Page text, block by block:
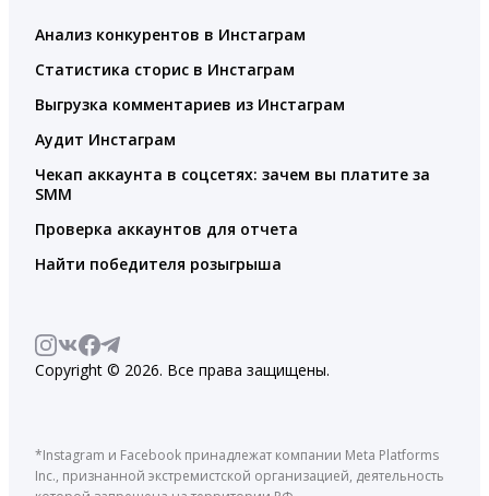
Анализ конкурентов в Инстаграм
Статистика сторис в Инстаграм
Выгрузка комментариев из Инстаграм
Аудит Инстаграм
Чекап аккаунта в соцсетях: зачем вы платите за
SMM
Проверка аккаунтов для отчета
Найти победителя розыгрыша
Copyright © 2026. Все права защищены.
*Instagram и Facebook принадлежат компании Meta Platforms
Inc., признанной экстремистской организацией, деятельность